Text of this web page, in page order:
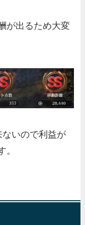
が出るため大変
いので利益が
。